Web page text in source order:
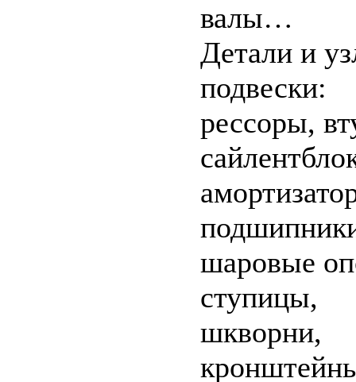
валы…
Детали и
подвески:
рессоры,
шаровые
ступицы,
шкворни,